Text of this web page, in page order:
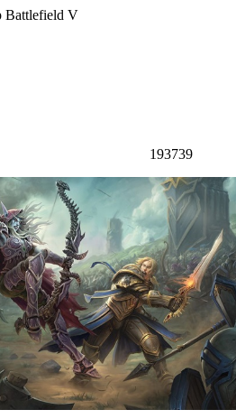
Battlefield V
193739